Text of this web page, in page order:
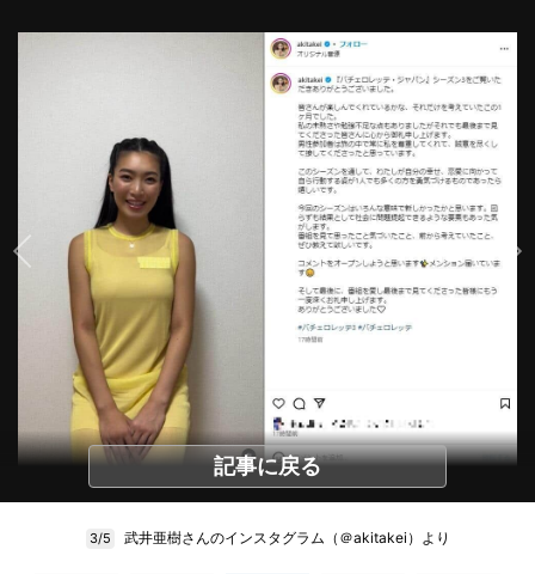
記事に戻る
3/5 武井亜樹さんのインスタグラム（＠akitakei）より